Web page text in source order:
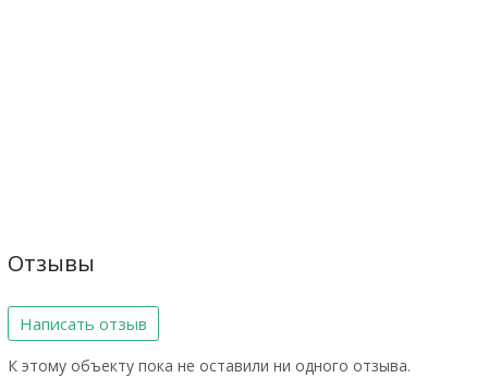
Отзывы
Написать отзыв
К этому объекту пока не оставили ни одного отзыва.